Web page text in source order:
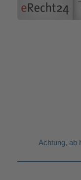
Achtung, ab